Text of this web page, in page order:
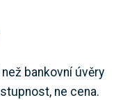
bankovní úvěry
ne cena.